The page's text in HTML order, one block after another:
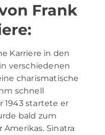
Frank
Karriere in den
verschiedenen
charismatische
schnell
1943 startete er
bald zum
Sinatra